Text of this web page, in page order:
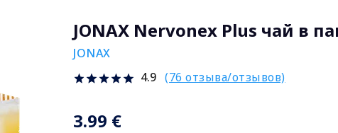
JONAX Nervonex Plus чай в
JONAX
4.9 (76 отзыва/отзывов)
3.99 €